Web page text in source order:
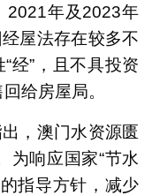
2021年及2023年
屋法存在较多不
经”，且不具投资
给房屋局。
，澳门水资源匮
为响应国家“节水
指导方针，减少